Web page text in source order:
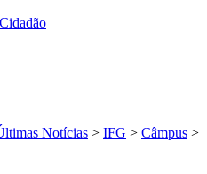
Notícias > IFG > Câmpus >